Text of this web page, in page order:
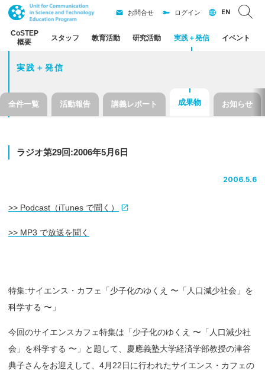
CoSTEP
概要
スタッフ 教育活動 研究活動 実践＋発信 イベント
お問合せ ログイン EN
実践＋発信
全件一覧 活動報告 講義レポート 成果物 お知らせ
ラジオ第29回:2006年5月 6 日
2006.5.6
>> Podcast（iTunes で聞く）
>> MP3 で放送を聞く
特集:サイエンス・カフェ「少子化のゆくえ 〜「人口減少社会」を
科学する 〜」
今回のサイエンスカフェ特集は「少子化のゆくえ 〜「人口減少社
会」を科学する 〜」と題して、慶應義塾大学経済学部教授の津谷
典子さんをお迎えして、4月22日に行われたサイエンス・カフェの